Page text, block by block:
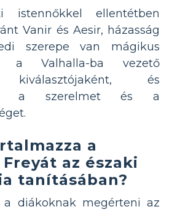
istennőkkel ellentétben
Vanir és Aesir, házasság
szerepe van mágikus
a Valhalla-ba vezető
kiválasztójaként, és
a szerelmet és a
a
az északi
tanításában?
a diákoknak megérteni az